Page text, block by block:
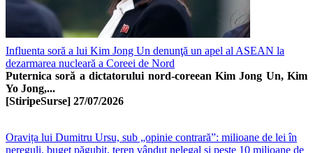
Influenta soră a lui Kim Jong Un denunţă un apel al ASEAN la
dezarmarea nucleară a Coreei de Nord
Puternica soră a dictatorului nord-coreean Kim Jong Un, Kim
Yo Jong,...
[StiripeSurse] 27/07/2026
Oravița lui Dumitru Ursu, sub „opinie contrară”: milioane de lei în
nereguli, buget păgubit, teren vândut nelegal și peste 10 milioane de